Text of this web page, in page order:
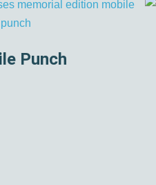
Punch